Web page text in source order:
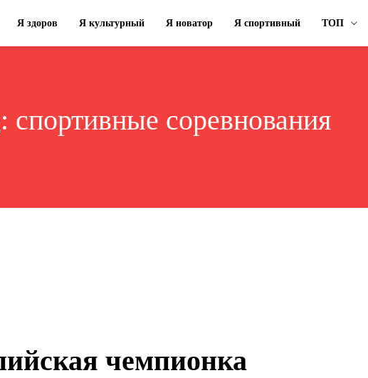
Я здоров Я культурный Я новатор Я спортивный ТОП
спортивные соревнования
чемпионка